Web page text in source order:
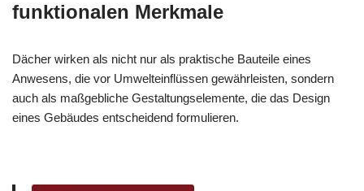
funktionalen Merkmale
Dächer wirken als nicht nur als praktische Bauteile eines
Anwesens, die vor Umwelteinflüssen gewährleisten, sondern
auch als maßgebliche Gestaltungselemente, die das Design
eines Gebäudes entscheidend formulieren.